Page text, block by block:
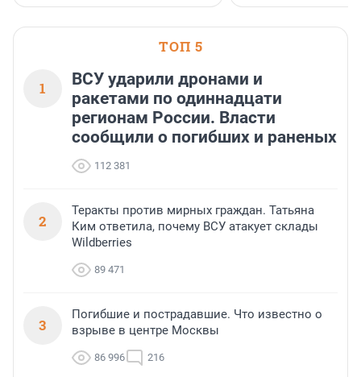
ТОП 5
1
ВСУ ударили дронами и
ракетами по одиннадцати
регионам России. Власти
сообщили о погибших и раненых
112 381
2
Теракты против мирных граждан. Татьяна
Ким ответила, почему ВСУ атакует склады
Wildberries
89 471
3
Погибшие и пострадавшие. Что известно о
взрыве в центре Москвы
86 996 216